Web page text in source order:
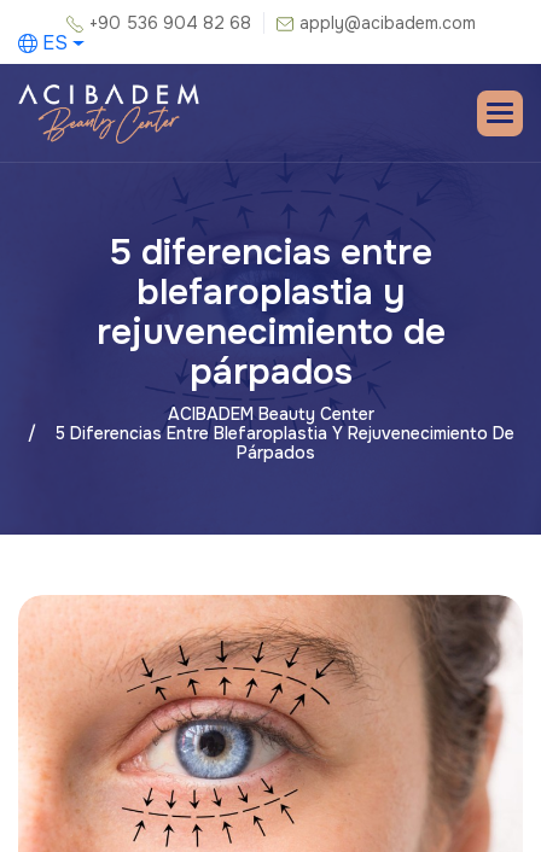
+90 536 904 82 68 apply@acibadem.com
ES
5 diferencias entre
blefaroplastia y
rejuvenecimiento de
párpados
ACIBADEM Beauty Center
5 Diferencias Entre Blefaroplastia Y Rejuvenecimiento De
Párpados